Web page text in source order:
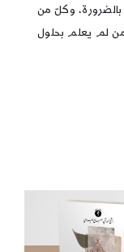
وكلّ من
لم يعلم بحلول